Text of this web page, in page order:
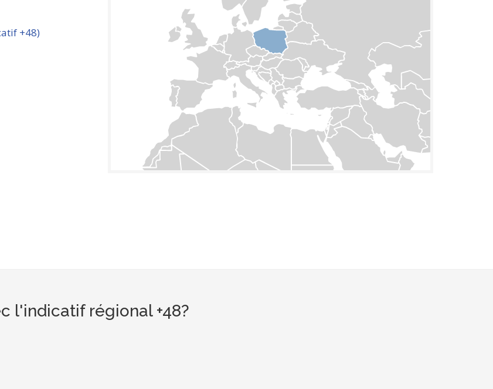
+48)
l'indicatif régional +48?